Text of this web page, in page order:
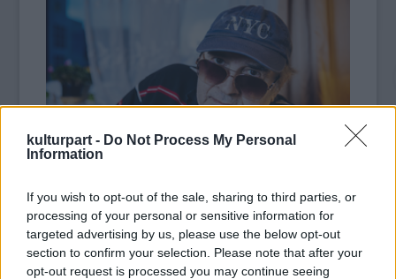
kulturpart - Do Not Process My Personal
Information
If you wish to opt-out of the sale, sharing to third parties, or
processing of your personal or sensitive information for
targeted advertising by us, please use the below opt-out
section to confirm your selection. Please note that after your
opt-out request is processed you may continue seeing
valamint vadonatúj kompozíciókkal lép színpadra a Bartók
Béla Nemzeti Hangversenyteremben.
2017. 03. 02.|Kultúrpart
Március 10-én a Vigadóban ad koncertet a jazz két
nemzetközi hírű óriása, Kathy-Horváth Lajos és Szakcsi
Lakatos Béla.